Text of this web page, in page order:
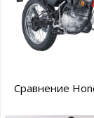
Сравнение